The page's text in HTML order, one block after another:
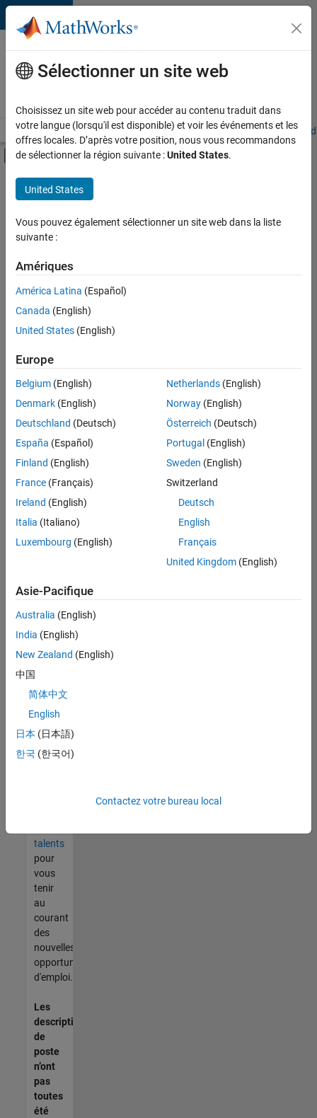
Passer au contenu
Votre
carrière
chez
Accueil Explorer nos opportunités Adresses de nos bureaux
Activer/désactiver l'affichage du menu
Contenu principal
FILTRER PAR
Technologies de l’information
Ventes internes
Services administratifs
Actuellement,
aucune
offre
d'emploi
correspondant
à vos
critères
de
recherche.
Vous
pouvez
élargir
votre
recherche
ou
afficher
l’ensemble
d'emploi.
malgré
tout
vous
trouvez
pas
d'offre
corresponde
à vos
talents
pour
vous
tenir
au
courant
des
nouvelles
opportunités
d'emploi.
Les
descriptions
de
poste
n’ont
pas
toutes
été
Sélectionner un site web
Choisissez un site web pour accéder au contenu traduit dans
votre langue (lorsqu'il est disponible) et voir les événements et les
offres locales. D’après votre position, nous vous recommandons
de sélectionner la région suivante :United States.
United States
Vous pouvez également sélectionner un site web dans la liste
suivante :
Amériques
América Latina (Español)
Canada (English)
United States (English)
Europe
Belgium (English)
Denmark (English)
Deutschland (Deutsch)
España (Español)
Finland (English)
France (Français)
Ireland (English)
Italia (Italiano)
Luxembourg (English)
Netherlands(English)
Norway(English)
Österreich (Deutsch)
Portugal (English)
Sweden (English)
Switzerland
Deutsch
English
Français
United Kingdom(English)
Asie-Pacifique
Australia (English)
India (English)
New Zealand (English)
中国
简体中文
English
日本 (日本語)
한국 (한국어)
Contactez votre bureau local